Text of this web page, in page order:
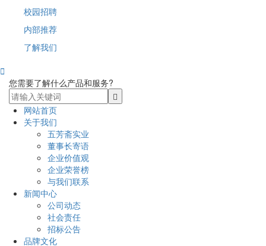
校园招聘
内部推荐
了解我们

您需要了解什么产品和服务?
网站首页
关于我们
五芳斋实业
董事长寄语
企业价值观
企业荣誉榜
与我们联系
新闻中心
公司动态
社会责任
招标公告
品牌文化